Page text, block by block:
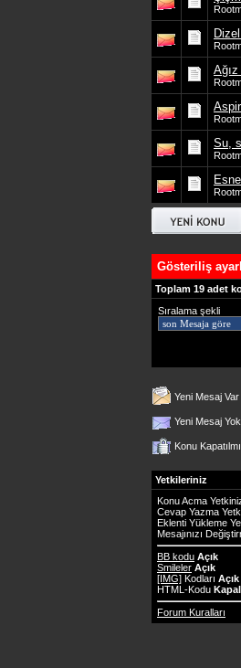
Su,
Gösteriliş
Toplam 19 adet
Sıralama şekli
Yeni Mesaj Var
Yeni Mesaj Yok
Konu
Yetkileriniz
Konu Acma
Cevap Yazma
Eklenti Yükleme
Mesajınızı
BB kodu Açık
Smileler Açık
[IMG] Kodları Açık
HTML-Kodu
Forum Kuralları